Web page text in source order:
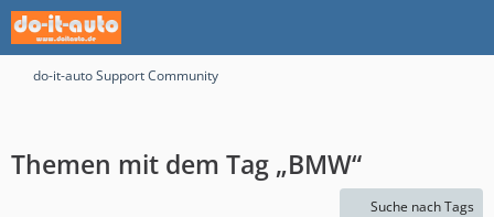
do-it-auto Support Community
Themen mit dem Tag „BMW“
Suche nach Tags